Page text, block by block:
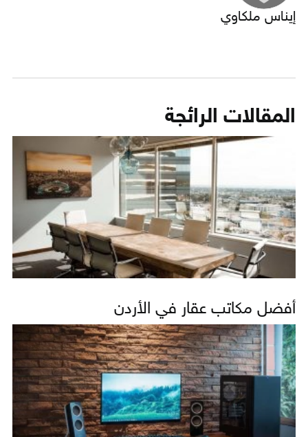
إيناس ملكاوي
المقالات الرائجة
أفضل مكاتب عقار في الأردن